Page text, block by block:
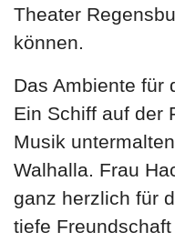
Theater
können.
Das Ambiente für
Ein Schiff auf der
Musik
Walhalla. Frau
ganz herzlich für
tiefe